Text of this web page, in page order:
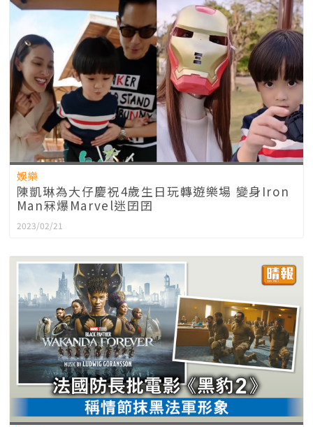
娛樂
陳凱琳為大仔慶祝4歲生日玩轉遊樂場 變身Iron
Man冧爆Marvel迷囝囝
2023/02/21